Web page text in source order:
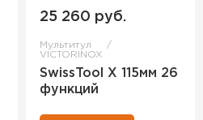
25 260 руб.
Мультитул
VICTORINOX
SwissTool X 115мм 26
функций